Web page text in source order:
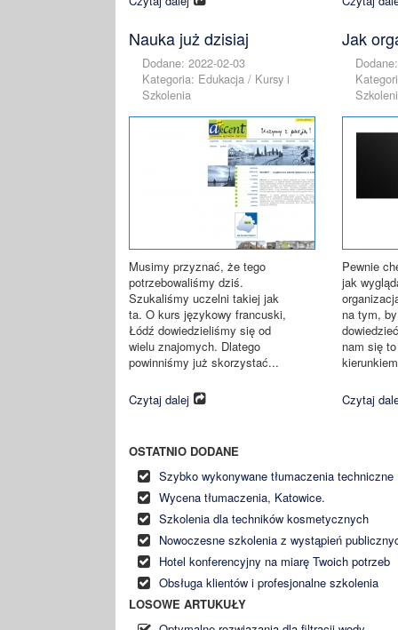
Nauka już dzisiaj
Dodane: 2022-02-03
Kategoria: Edukacja / Kursy i
Szkolenia
Musimy przyznać, że tego
potrzebowaliśmy dziś.
Szukaliśmy uczelni takiej jak
ta. O kurs językowy francuski,
Łódź dowiedzieliśmy się od
wielu znajomych. Dlatego
powinniśmy już skorzystać...
Czytaj dalej
Jak
Pewnie
jak
na tym,
nam się
Czytaj
OSTATNIO DODANE
Szybko wykonywane tłumaczenia techniczne
Wycena tłumaczenia, Katowice.
Szkolenia dla techników kosmetycznych
Nowoczesne szkolenia z wystąpień
Hotel konferencyjny na miarę Twoich potrzeb
Obsługa klientów i profesjonalne szkolenia
LOSOWE ARTUKUŁY